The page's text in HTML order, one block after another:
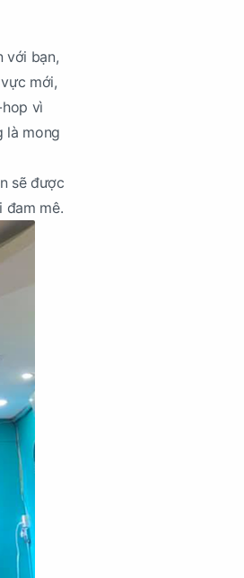
với bạn,
mới,
vì
là mong
sẽ được
đam mê.